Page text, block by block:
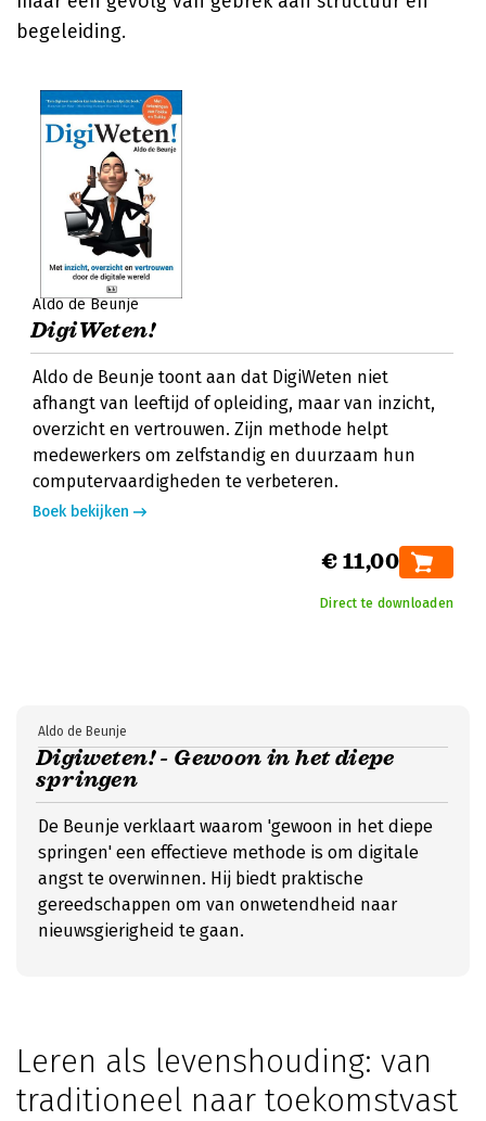
begeleiding.
Aldo de Beunje
DigiWeten!
Aldo de Beunje toont aan dat DigiWeten niet
afhangt van leeftijd of opleiding, maar van inzicht,
overzicht en vertrouwen. Zijn methode helpt
medewerkers om zelfstandig en duurzaam hun
computervaardigheden te verbeteren.
Boek bekijken
€ 11,00
Direct te downloaden
Digiweten! - Gewoon in het diepe
springen
Aldo de Beunje
De Beunje verklaart waarom 'gewoon in het diepe
springen' een effectieve methode is om digitale
angst te overwinnen. Hij biedt praktische
gereedschappen om van onwetendheid naar
nieuwsgierigheid te gaan.
Leren als levenshouding: van
traditioneel naar toekomstvast